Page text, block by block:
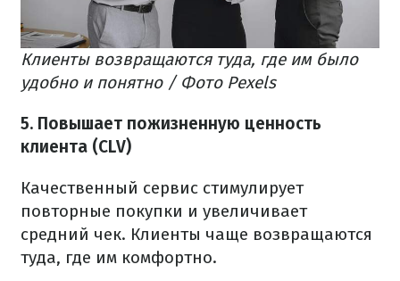
Клиенты возвращаются туда, где им было
удобно и понятно / Фото Pexels
5. Повышает пожизненную ценность
клиента (CLV)
Качественный сервис стимулирует
повторные покупки и увеличивает
средний чек. Клиенты чаще возвращаются
туда, где им комфортно.